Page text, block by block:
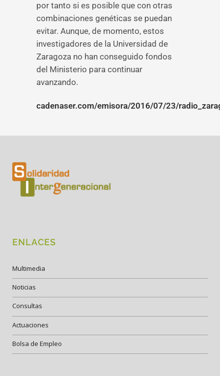
por tanto si es posible que con otras
combinaciones genéticas se puedan
evitar. Aunque, de momento, estos
investigadores de la Universidad de
Zaragoza no han conseguido fondos
del Ministerio para continuar
avanzando.
cadenaser.com/emisora/2016/07/23/
ENLACES
Multimedia
Noticias
Consultas
Actuaciones
Bolsa de Empleo